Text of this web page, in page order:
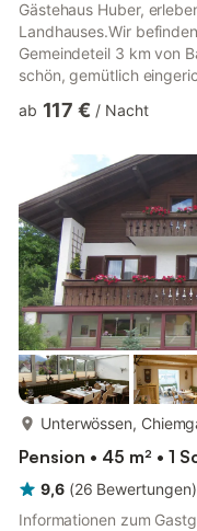
Gästehaus Huber,
Landhauses.Wir
Gemeindeteil 3 km von
schön, gemütlich
gefüllt mit regionalen
ob zu Fuß oder mit
Tat bei Ihrer
gerne auf un...
ab 117 € / Nacht
Unterwössen,
Pension • 45 m² • 1
9,6 (26 Bewertungen)
Informationen zum